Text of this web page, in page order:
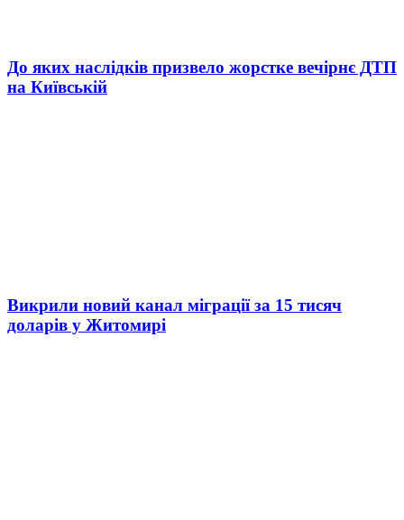
До яких наслідків призвело жорстке вечірнє ДТП
на Київській
Викрили новий канал міграції за 15 тисяч
доларів у Житомирі